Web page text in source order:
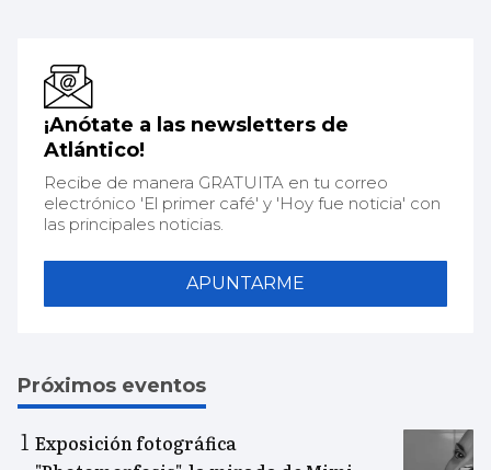
¡Anótate a las newsletters de
Atlántico!
Recibe de manera GRATUITA en tu correo
electrónico 'El primer café' y 'Hoy fue noticia' con
las principales noticias.
APUNTARME
Próximos eventos
Exposición fotográfica